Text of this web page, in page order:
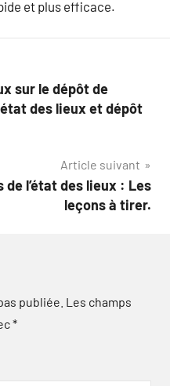
et plus efficace.
sur le dépôt de
des lieux et dépôt
Article suivant
l’état des lieux : Les
leçons à tirer.
publiée. Les champs
*